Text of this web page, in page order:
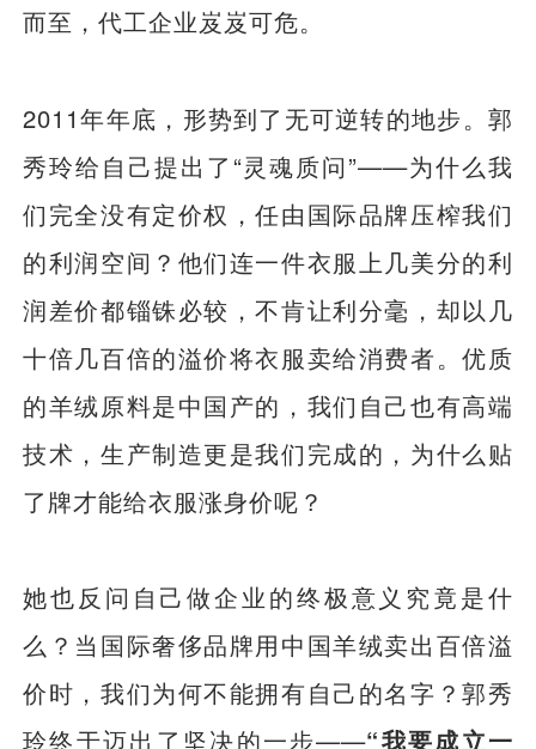
而至，代工企业岌岌可危。
2011年年底，形势到了无可逆转的地步。郭
秀玲给自己提出了“灵魂质问”——为什么我
们完全没有定价权，任由国际品牌压榨我们
的利润空间？他们连一件衣服上几美分的利
润差价都锱铢必较，不肯让利分毫，却以几
十倍几百倍的溢价将衣服卖给消费者。优质
的羊绒原料是中国产的，我们自己也有高端
技术，生产制造更是我们完成的，为什么贴
了牌才能给衣服涨身价呢？
她也反问自己做企业的终极意义究竟是什
么？当国际奢侈品牌用中国羊绒卖出百倍溢
价时，我们为何不能拥有自己的名字？郭秀
玲终于迈出了坚决的一步——“我要成立一